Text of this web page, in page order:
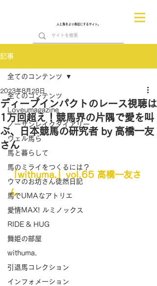
人と馬をより身近にするサイト。
記事
全てのコンテンツ
Loveumagazine
ノーザンレイクダイアリー
ヴェル馬ら
馬と暮らして
馬のミライをつくるには？
ウマのお坊さん徒然日記
馬でUMAなアトリエ
愛情MAX! ルミノックス
RIDE & HUG
舞姫の部屋
withuma.
引退馬コレクション
インフォメーション
全てのコンテンツ
ディープインパクトのレース視聴は
1万回超え！競馬界の片隅で愛を叫
ぶ、日本競馬の研究者 by 高橋一友
さん
2023年8月28日
「withuma.」vol.65 高橋一友さ
ん